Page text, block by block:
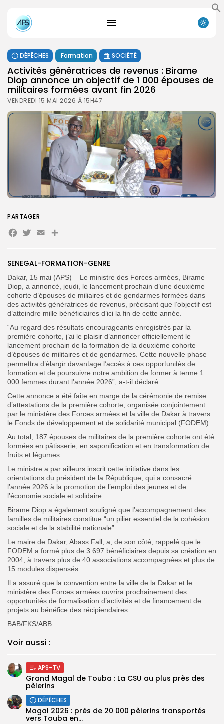
FR
DÉPÊCHES Formation SOCIÉTÉ
Activités génératrices de revenus : Birame
Diop annonce un objectif de 1 000 épouses de
militaires formées avant fin 2026
VENDREDI 15 MAI 2026 À 15H47
SENEGAL-FORMATION-GENRE
Dakar, 15 mai (APS) – Le ministre des Forces armées, Birame
Diop, a annoncé, jeudi, le lancement prochain d’une deuxième
cohorte d’épouses de miliaires et de gendarmes formées dans
des activités génératrices de revenus, précisant que l’objectif est
d’atteindre mille bénéficiaires d’ici la fin de cette année.
“Au regard des résultats encourageants enregistrés par la
première cohorte, j’ai le plaisir d’annoncer officiellement le
lancement prochain de la formation de la deuxième cohorte
d’épouses de militaires et de gendarmes. Cette nouvelle phase
permettra d’élargir davantage l’accès à ces opportunités de
formation et de poursuivre notre ambition de former à terme 1
000 femmes durant l’année 2026”, a-t-il déclaré.
Cette annonce a été faite en marge de la cérémonie de remise
d’attestations de la première cohorte, organisée conjointement
par le ministère des Forces armées et la ville de Dakar à travers
le Fonds de développement et de solidarité municipal (FODEM).
Au total, 187 épouses de militaires de la première cohorte ont été
formées en pâtisserie, en saponification et en transformation de
fruits et légumes.
Le ministre a par ailleurs inscrit cette initiative dans les
orientations du président de la République, qui a consacré
l’année 2026 à la promotion de l’emploi des jeunes et de
l’économie sociale et solidaire.
Birame Diop a également souligné que l’accompagnement des
familles de militaires constitue “un pilier essentiel de la cohésion
sociale et de la stabilité nationale”.
Le maire de Dakar, Abass Fall, a, de son côté, rappelé que le
FODEM a formé plus de 3 697 bénéficiaires depuis sa création en
2004, à travers plus de 40 associations accompagnées et plus de
15 modules dispensés.
Il a assuré que la convention entre la ville de la Dakar et le
ministère des Forces armées ouvrira prochainement des
opportunités de formalisation d’activités et de financement de
projets au bénéfice des récipiendaires.
BAB/FKS/ABB
Voir aussi :
APS-TV
Grand Magal de Touba : La CSU au plus près des
pèlerins
DÉPÊCHES
Magal 2026 : près de 20 000 pèlerins transportés
vers Touba en...
PARTAGER
Facebook
Twitter
EmailPartager